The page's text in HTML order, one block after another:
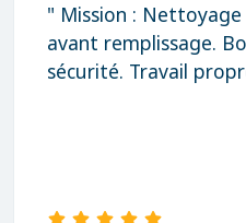
" Mission :
avant remplissage.
sécurité. Travail